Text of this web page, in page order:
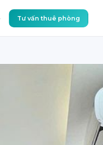
Tư vấn thuê phòng